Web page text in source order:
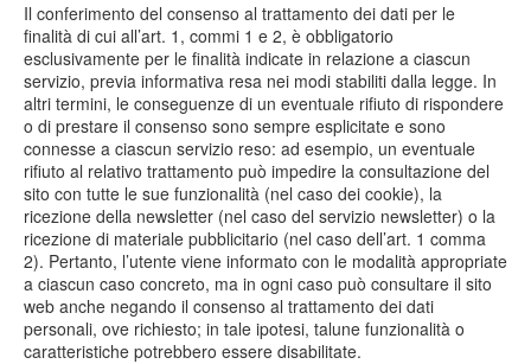
Il conferimento del consenso al trattamento dei dati per le
finalità di cui all’art. 1, commi 1 e 2, è obbligatorio
esclusivamente per le finalità indicate in relazione a ciascun
servizio, previa informativa resa nei modi stabiliti dalla legge. In
altri termini, le conseguenze di un eventuale rifiuto di rispondere
o di prestare il consenso sono sempre esplicitate e sono
connesse a ciascun servizio reso: ad esempio, un eventuale
rifiuto al relativo trattamento può impedire la consultazione del
sito con tutte le sue funzionalità (nel caso dei cookie), la
ricezione della newsletter (nel caso del servizio newsletter) o la
ricezione di materiale pubblicitario (nel caso dell’art. 1 comma
2). Pertanto, l’utente viene informato con le modalità appropriate
a ciascun caso concreto, ma in ogni caso può consultare il sito
web anche negando il consenso al trattamento dei dati
personali, ove richiesto; in tale ipotesi, talune funzionalità o
caratteristiche potrebbero essere disabilitate.